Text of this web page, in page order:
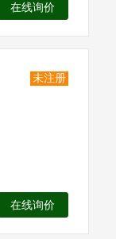
在线询价
未注册
在线询价